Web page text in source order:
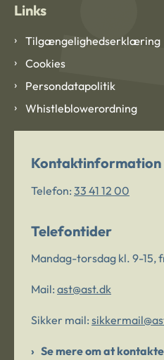
Links
Tilgængelighedserklæring
Cookies
Persondatapolitik
Whistleblowerordning
Kontaktinformation
Telefon: 33 41 12 00
Telefontider
Mandag-torsdag kl. 9-15,
Mail: ast@ast.dk
Sikker mail:
Se mere om at